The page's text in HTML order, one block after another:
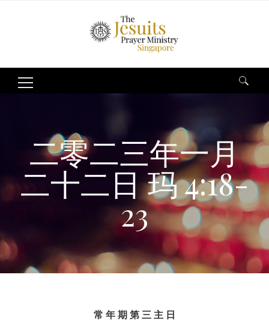
Search
二零二三年一月
二十二日 玛 4:18-
23
常 年 期 第 三 主 日